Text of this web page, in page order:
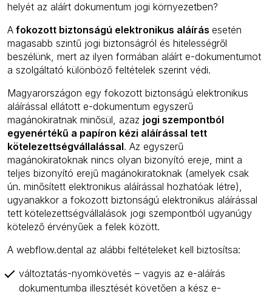
helyét az aláírt dokumentum jogi környezetben?
A fokozott biztonságú elektronikus aláírás esetén
magasabb szintű jogi biztonságról és hitelességről
beszélünk, mert az ilyen formában aláírt e-dokumentumot
a szolgáltató különböző feltételek szerint védi.
Magyarországon egy fokozott biztonságú elektronikus
aláírással ellátott e-dokumentum egyszerű
magánokiratnak minősül, azaz jogi szempontból
egyenértékű a papíron kézi aláírással tett
kötelezettségvállalással. Az egyszerű
magánokiratoknak nincs olyan bizonyító ereje, mint a
teljes bizonyító erejű magánokiratoknak (amelyek csak
ún. minősített elektronikus aláírással hozhatóak létre),
ugyanakkor a fokozott biztonságú elektronikus aláírással
tett kötelezettségvállalások jogi szempontból ugyanúgy
kötelező érvényűek a felek között.
A webflow.dental az alábbi feltételeket kell biztosítsa:
változtatás-nyomkövetés – vagyis az e-aláírás
dokumentumba illesztését követően a kész e-